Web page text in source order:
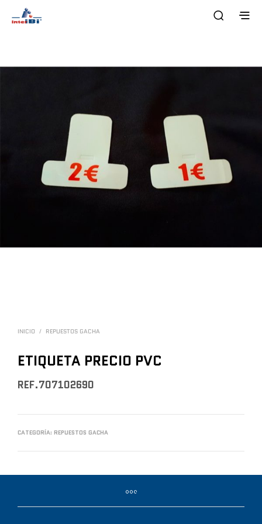
INICIO / REPUESTOS GACHA
ETIQUETA PRECIO PVC
REF.707102690
CATEGORÍA: REPUESTOS GACHA